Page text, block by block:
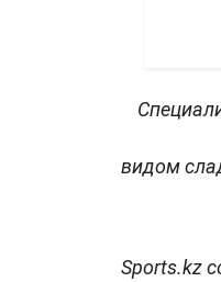
видом
Sports.kz